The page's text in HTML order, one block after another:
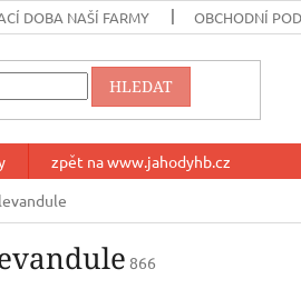
DOBA NAŠÍ FARMY OBCHODNÍ
HLEDAT
zpět na www.jahodyhb.cz
866